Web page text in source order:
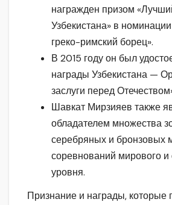
награжден призом
Узбекистана» в
греко-римский борец».
В 2015 году он был
награды Узбекистана —
заслуги перед
Шавкат Мирзияев также
обладателем множества
серебряных и бронзовых
соревнований мирового и
уровня.
Признание и награды, которые